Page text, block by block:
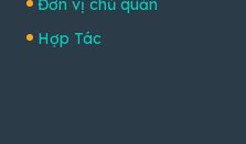
Đơn vị chủ quản
Hợp Tác